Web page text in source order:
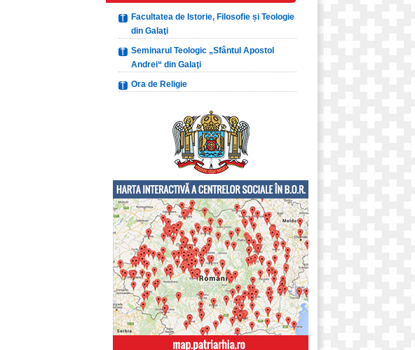
Facultatea de Istorie, Filosofie și Teologie
din Galaţi
Seminarul Teologic „Sfântul Apostol
Andrei“ din Galaţi
Ora de Religie